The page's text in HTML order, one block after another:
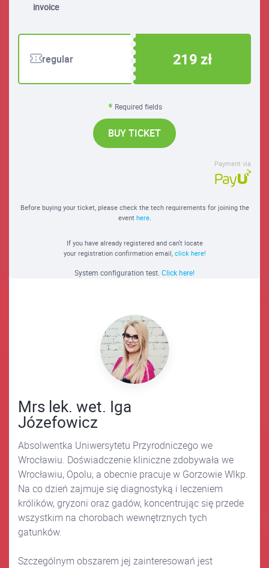
invoice
regular 219 zł
Required fields
BUY TICKET
Payment via
Before buying your ticket, please check the tech requirements for joining the
event here.
If you have already registered and can't locate
your registration confirmation email, click here!
System configuration test. Click here!
Mrs lek. wet. Iga
Józefowicz
Absolwentka Uniwersytetu Przyrodniczego we
Wrocławiu. Doświadczenie kliniczne zdobywała we
Wrocławiu, Opolu, a obecnie pracuje w Gorzowie Wlkp.
Na co dzień zajmuje się diagnostyką i leczeniem
królików, gryzoni oraz gadów, koncentrując się przede
wszystkim na chorobach wewnętrznych tych
gatunków.
Szczególnym obszarem jej zainteresowań jest